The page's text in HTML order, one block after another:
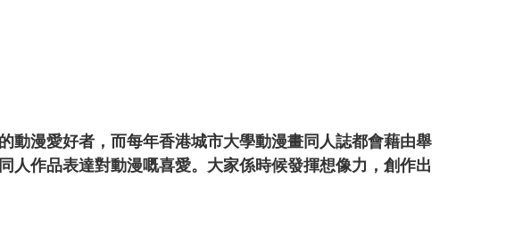
動漫愛好者，而每年香港城市大學動漫畫同人誌都會藉由舉
人作品表達對動漫嘅喜愛。大家係時候發揮想像力，創作出